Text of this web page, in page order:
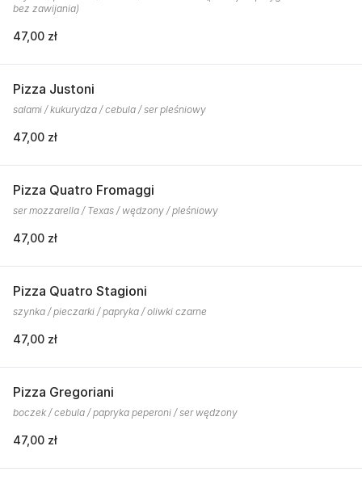
bez zawijania)
47,00 zł
Pizza Justoni
salami / kukurydza / cebula / ser pleśniowy
47,00 zł
Pizza Quatro Fromaggi
ser mozzarella / Texas / wędzony / pleśniowy
47,00 zł
Pizza Quatro Stagioni
szynka / pieczarki / papryka / oliwki czarne
47,00 zł
Pizza Gregoriani
boczek / cebula / papryka peperoni / ser wędzony
47,00 zł